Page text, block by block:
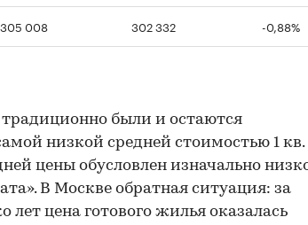
305 008 302 332 -0,88%
были и остаются
низкой средней стоимостью 1 кв.
цены обусловлен изначально
В Москве обратная ситуация: за
лет цена готового жилья оказалась